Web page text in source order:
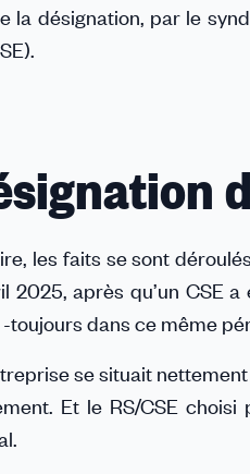
la désignation, par le
les faits se sont
2025, après qu’un CSE
toujours dans ce même
se situait
Et le RS/CSE